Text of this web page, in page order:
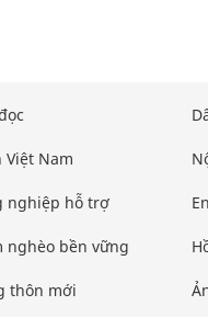
Việt Nam
nghiệp hỗ trợ
nghèo bền vững
thôn mới